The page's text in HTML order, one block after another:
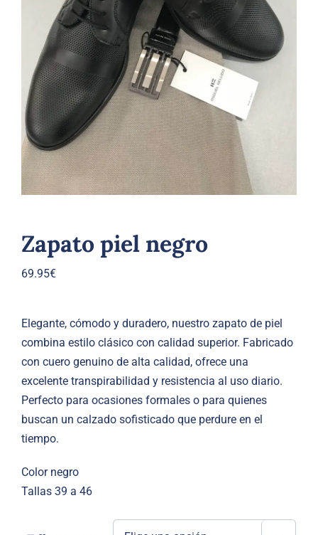
CASUAL
CALZADO
Blog
Contacto
Zapato piel negro
69.95€
Elegante, cómodo y duradero, nuestro zapato de piel
combina estilo clásico con calidad superior. Fabricado
con cuero genuino de alta calidad, ofrece una
excelente transpirabilidad y resistencia al uso diario.
Perfecto para ocasiones formales o para quienes
buscan un calzado sofisticado que perdure en el
tiempo.
Color negro
Tallas 39 a 46